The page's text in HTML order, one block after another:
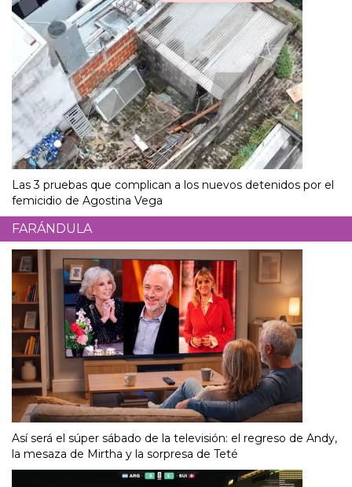
Las 3 pruebas que complican a los nuevos detenidos por el
femicidio de Agostina Vega
FARÁNDULA
Así será el súper sábado de la televisión: el regreso de Andy,
la mesaza de Mirtha y la sorpresa de Teté